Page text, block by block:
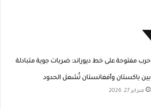
حرب مفتوحة على خط ديوراند: ضربات جوية متبادلة
بين باكستان وأفغانستان تُشعل الحدود
فبراير 27, 2026